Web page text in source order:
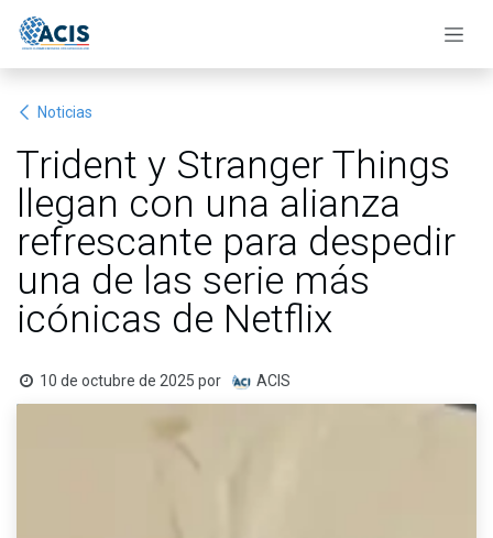
Noticias
Trident y Stranger Things
llegan con una alianza
refrescante para despedir
una de las serie más
icónicas de Netflix
10 de octubre de 2025 por ACIS